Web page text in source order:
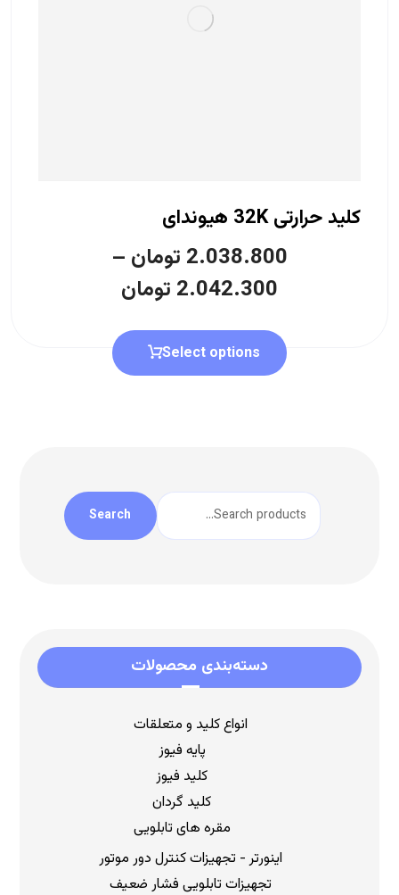
کلید حرارتی 32K هیوندای
2.038.800 تومان –
2.042.300 تومان
Select options
Search
دسته‌بندی محصولات
انواع کلید و متعلقات
پایه فیوز
کلید فیوز
کلید گردان
مقره های تابلویی
اینورتر - تجهیزات کنترل دور موتور
تجهیزات تابلویی فشار ضعیف